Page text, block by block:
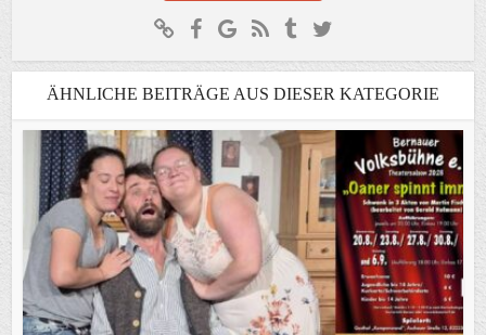
ÄHNLICHE BEITRÄGE AUS DIESER KATEGORIE